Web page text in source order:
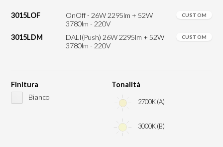
3015LOF
OnOff - 26W 2295lm + 52W
3780lm - 220V
CUSTOM
3015LDM
DALI(Push) 26W 2295lm + 52W
3780lm - 220V
CUSTOM
Finitura
Bianco
Tonalità
2700K (A)
3000K (B)